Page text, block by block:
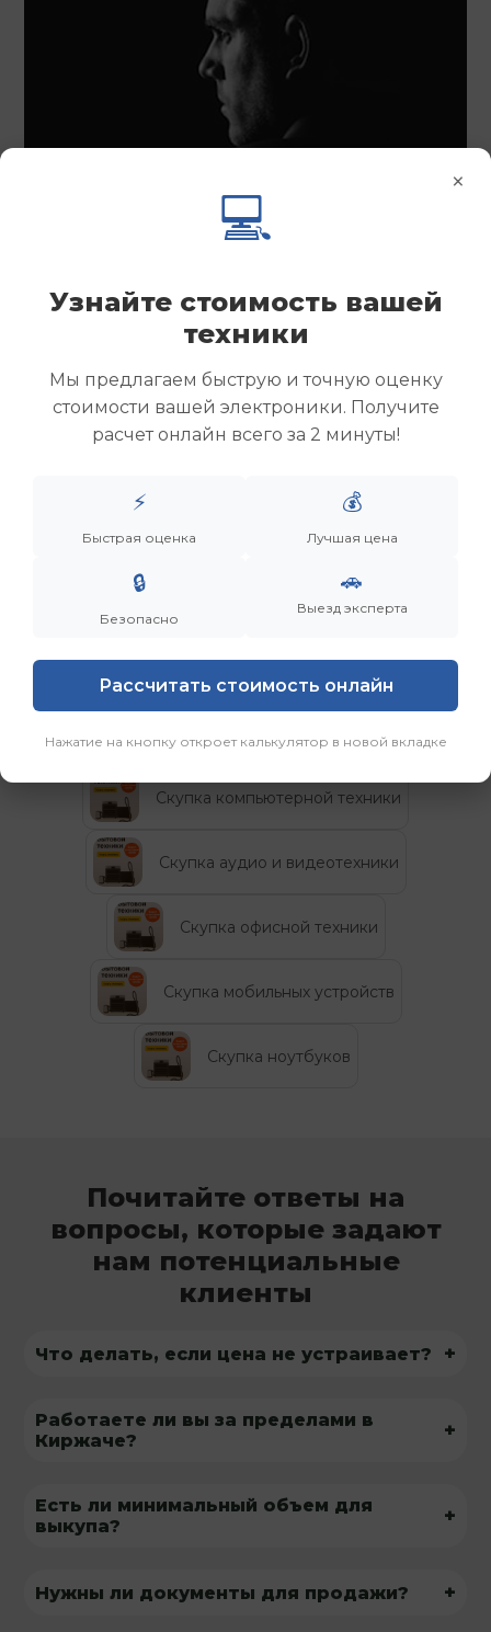
Дронов Матвей Викторович
“Мы не скупаем старую технику. Мы даем вещам
вторую жизнь, а их владельцам — новую
возможность.”
Категории
Скупка компьютерной техники
Скупка аудио и видеотехники
Скупка офисной техники
Скупка мобильных устройств
Скупка ноутбуков
Почитайте ответы на
вопросы, которые задают
нам потенциальные
клиенты
Что делать, если цена не устраивает? +
Работаете ли вы за пределами в
Киржаче?
+
Есть ли минимальный объем для
выкупа?
+
Нужны ли документы для продажи? +
×
💻
Узнайте стоимость вашей
техники
Мы предлагаем быструю и точную оценку
стоимости вашей электроники. Получите
расчет онлайн всего за 2 минуты!
⚡
Быстрая оценка
💰
Лучшая цена
🔒
Безопасно
🚗
Выезд эксперта
Рассчитать стоимость онлайн
Нажатие на кнопку откроет калькулятор в новой вкладке